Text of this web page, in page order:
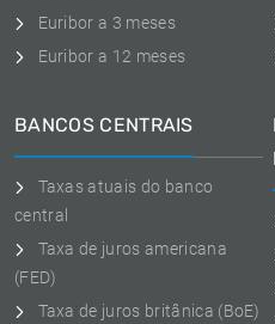
Euribor a 3 meses
Euribor a 12 meses
BANCOS CENTRAIS
Taxas atuais do banco
central
Taxa de juros americana
(FED)
Taxa de juros britânica (BoE)